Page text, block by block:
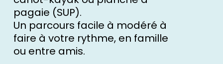
pagaie (SUP).
Un parcours facile à modéré à
faire à votre rythme, en famille
ou entre amis.